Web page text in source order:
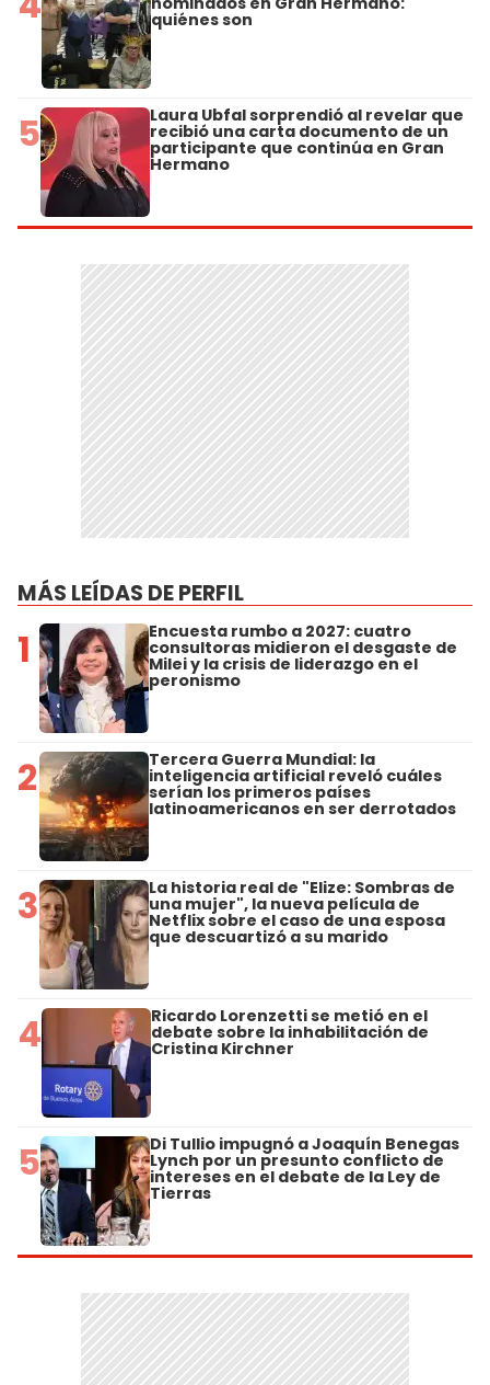
quiénes son
5 Laura Ubfal sorprendió al revelar que
recibió una carta documento de un
participante que continúa en Gran
Hermano
MÁS LEÍDAS DE PERFIL
1 Encuesta rumbo a 2027: cuatro
consultoras midieron el desgaste de
Milei y la crisis de liderazgo en el
peronismo
2 Tercera Guerra Mundial: la
inteligencia artificial reveló cuáles
serían los primeros países
latinoamericanos en ser derrotados
3 La historia real de "Elize: Sombras de
una mujer", la nueva película de
Netflix sobre el caso de una esposa
que descuartizó a su marido
4 Ricardo Lorenzetti se metió en el
debate sobre la inhabilitación de
Cristina Kirchner
5 Di Tullio impugnó a Joaquín Benegas
Lynch por un presunto conflicto de
intereses en el debate de la Ley de
Tierras